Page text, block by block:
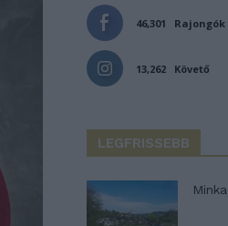
46,301 Rajongók
13,262 Követő
LEGFRISSEBB